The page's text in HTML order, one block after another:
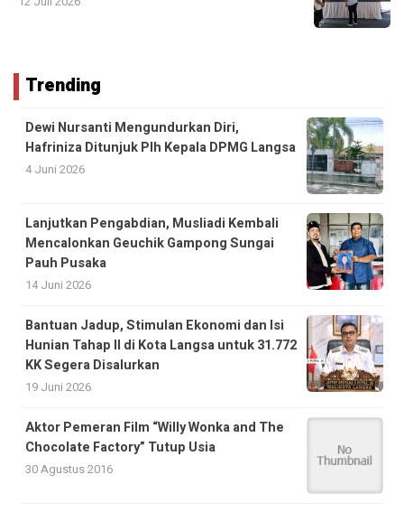
Trending
Dewi Nursanti Mengundurkan Diri,
Hafriniza Ditunjuk Plh Kepala DPMG Langsa
4 Juni 2026
Lanjutkan Pengabdian, Musliadi Kembali
Mencalonkan Geuchik Gampong Sungai
Pauh Pusaka
14 Juni 2026
Bantuan Jadup, Stimulan Ekonomi dan Isi
Hunian Tahap II di Kota Langsa untuk 31.772
KK Segera Disalurkan
19 Juni 2026
Aktor Pemeran Film “Willy Wonka and The
Chocolate Factory” Tutup Usia
30 Agustus 2016